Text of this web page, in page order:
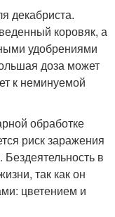
декабриста.
коровяк, а
удобрениями
доза может
к неминуемой
обработке
риск заражения
в
так как он
цветением и